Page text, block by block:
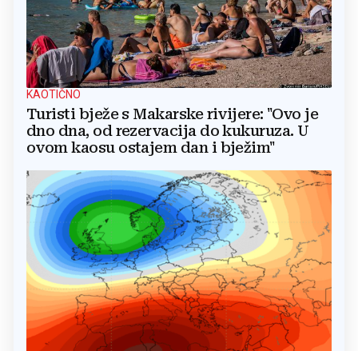
KAOTIČNO
Turisti bježe s Makarske rivijere: "Ovo je
dno dna, od rezervacija do kukuruza. U
ovom kaosu ostajem dan i bježim"